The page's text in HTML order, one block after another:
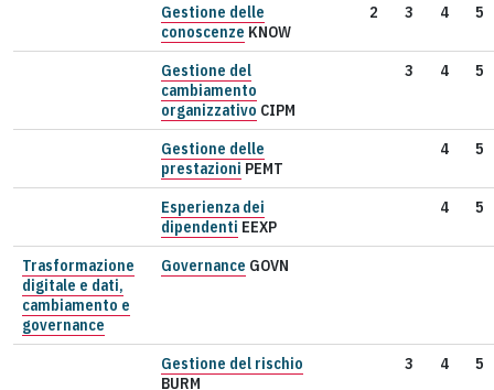
Gestione delle
conoscenze KNOW
2 3 4 5
Gestione del
cambiamento
organizzativo CIPM
3 4 5
Gestione delle
prestazioni PEMT
4 5
Esperienza dei
dipendenti EEXP
4 5
Trasformazione
digitale e dati,
cambiamento e
governance
Governance GOVN
Gestione del rischio
BURM
3 4 5